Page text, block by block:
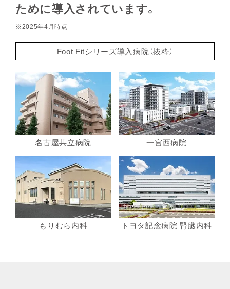
ために導入されています。
※2025年4月時点
Foot Fitシリーズ導入病院（抜粋）
名古屋共立病院 一宮西病院
もりむら内科 トヨタ記念病院 腎臓内科